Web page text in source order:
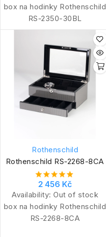
box na hodinky Rothenschild
RS-2350-30BL
Rothenschild
Rothenschild RS-2268-8CA
2 456 Kč
Availability: Out of stock
box na hodinky Rothenschild
RS-2268-8CA